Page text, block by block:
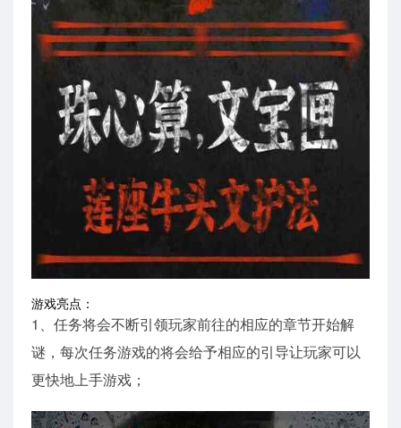
游戏亮点：
1、任务将会不断引领玩家前往的相应的章节开始解
谜，每次任务游戏的将会给予相应的引导让玩家可以
更快地上手游戏；